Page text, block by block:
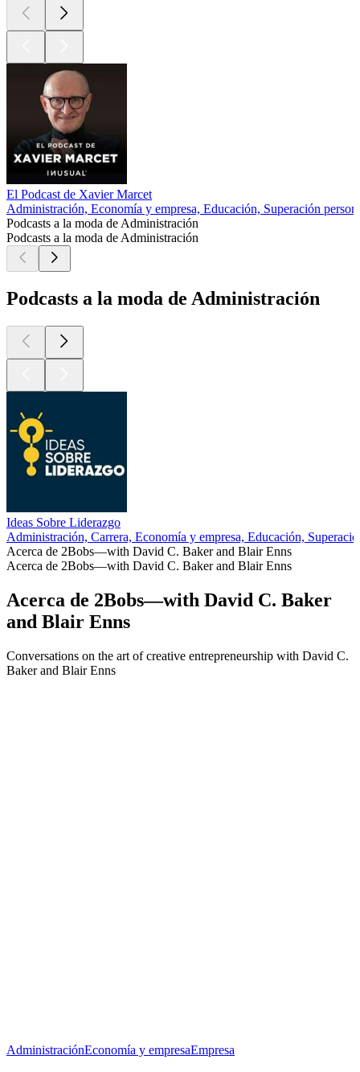
El Podcast de Xavier Marcet
Administración, Economía y empresa, Educación, Superación
Podcasts a la moda de Administración
Podcasts a la moda de Administración
Podcasts a la moda de Administración
Ideas Sobre Liderazgo
Administración, Carrera, Economía y empresa, Educación,
Acerca de 2Bobs—with David C. Baker and Blair Enns
Acerca de 2Bobs—with David C. Baker and Blair Enns
Acerca de 2Bobs—with David C. Baker
and Blair Enns
Conversations on the art of creative entrepreneurship with David C.
Baker and Blair Enns
AdministraciónEconomía y empresaEmpresa